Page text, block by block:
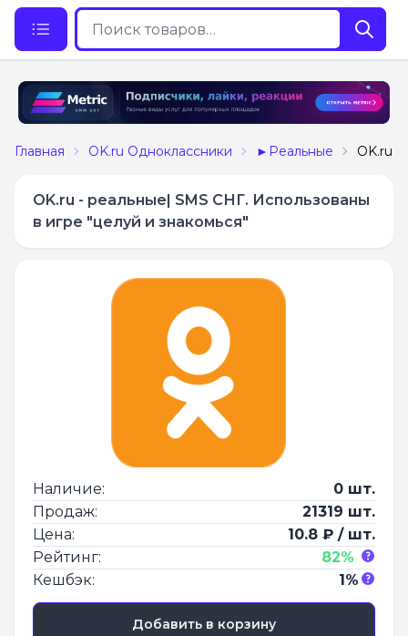
Главная OK.ru Одноклассники ►Реальные OK.ru -
OK.ru - реальные| SMS СНГ. Использованы
в игре "целуй и знакомься"
Наличие:
0 шт.
Продаж:
21319 шт.
Цена:
10.8 ₽ / шт.
Рейтинг:
82%
Кешбэк:
1%
Добавить в корзину